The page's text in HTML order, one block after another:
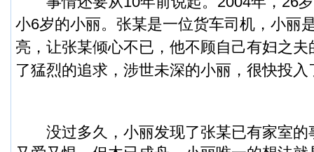
小6岁的小丽。 张某是一位货车司机，小丽
亮，让张某倾心不已，他不顾自己有妇之
了猛烈的追求，涉世未深的小丽，很快投
没过多久，小丽发现了张某已有家室的